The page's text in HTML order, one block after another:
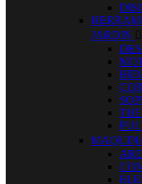
JARDIN 